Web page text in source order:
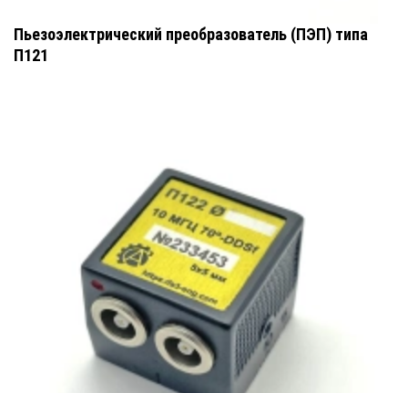
Пьезоэлектрический преобразователь (ПЭП) типа
П121